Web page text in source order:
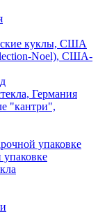
куклы, США
Noel), США-
Германия
"кантри",
упаковке